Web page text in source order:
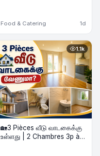
Food & Catering 1d
1.1k
🏡3 Pièces வீடு வாடகைக்கு
உள்ளது | 2 Chambres 3p à